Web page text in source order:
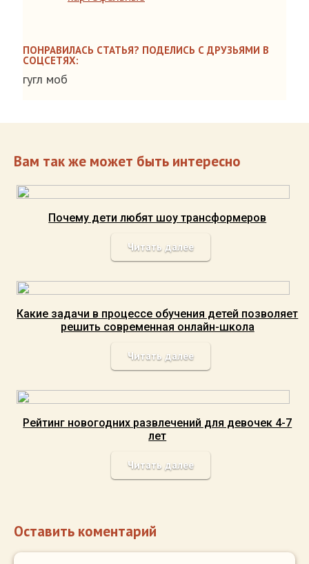
ПОНРАВИЛАСЬ СТАТЬЯ? ПОДЕЛИСЬ С ДРУЗЬЯМИ В
СОЦСЕТЯХ:
гугл моб
Вам так же может быть интересно
Почему дети любят шоу трансформеров
Читать далее
Какие задачи в процессе обучения детей позволяет
решить современная онлайн-школа
Читать далее
Рейтинг новогодних развлечений для девочек 4-7
лет
Читать далее
Оставить коментарий